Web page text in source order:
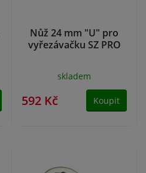
Nůž 24 mm "U" pro
vyřezávačku SZ PRO
skladem
592 Kč Koupit